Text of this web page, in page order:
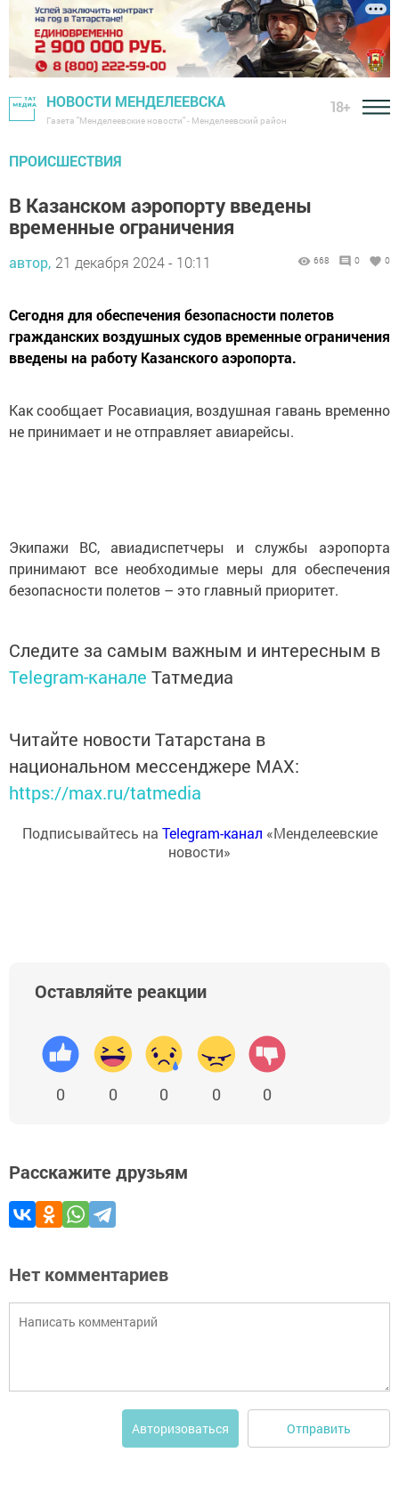
НОВОСТИ МЕНДЕЛЕЕВСКА
Газета "Менделеевские новости" - Менделеевский район
18+
ПРОИСШЕСТВИЯ
В Казанском аэропорту введены
временные ограничения
автор, 21 декабря 2024 - 10:11 668 0 0
Сегодня для обеспечения безопасности полетов
гражданских воздушных судов временные ограничения
введены на работу Казанского аэропорта.
Как сообщает Росавиация, воздушная гавань временно
не принимает и не отправляет авиарейсы.
Экипажи ВС, авиадиспетчеры и службы аэропорта
принимают все необходимые меры для обеспечения
безопасности полетов – это главный приоритет.
Следите за самым важным и интересным в
Telegram-канале Татмедиа
Читайте новости Татарстана в
национальном мессенджере MАХ:
https://max.ru/tatmedia
Подписывайтесь на Telegram-канал «Менделеевские
новости»
Оставляйте реакции
0 0 0 0 0
Расскажите друзьям
Нет комментариев
Авторизоваться Отправить